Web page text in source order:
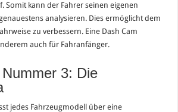
Somit kann der Fahrer seinen eigenen
analysieren. Dies ermöglicht dem
zu verbessern. Eine Dash Cam
auch für Fahranfänger.
3: Die
jedes Fahrzeugmodell über eine